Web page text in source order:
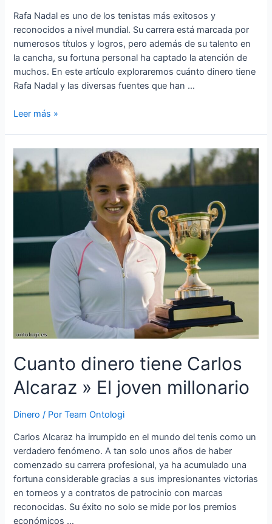
Rafa Nadal es uno de los tenistas más exitosos y
reconocidos a nivel mundial. Su carrera está marcada por
numerosos títulos y logros, pero además de su talento en
la cancha, su fortuna personal ha captado la atención de
muchos. En este artículo exploraremos cuánto dinero tiene
Rafa Nadal y las diversas fuentes que han …
Cuanto
Rafa
Nadal
Leer más »
Cuanto dinero tiene Carlos
Alcaraz » El joven millonario
Dinero / PorTeam Ontologi
Carlos Alcaraz ha irrumpido en el mundo del tenis como un
verdadero fenómeno. A tan solo unos años de haber
comenzado su carrera profesional, ya ha acumulado una
fortuna considerable gracias a sus impresionantes victorias
en torneos y a contratos de patrocinio con marcas
reconocidas. Su éxito no solo se mide por los premios
económicos …